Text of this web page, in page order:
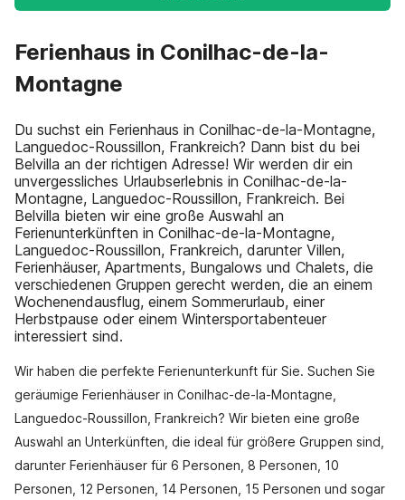
Ferienhaus in Conilhac-de-la-
Montagne
Du suchst ein Ferienhaus in Conilhac-de-la-Montagne,
Languedoc-Roussillon, Frankreich? Dann bist du bei
Belvilla an der richtigen Adresse! Wir werden dir ein
unvergessliches Urlaubserlebnis in Conilhac-de-la-
Montagne, Languedoc-Roussillon, Frankreich. Bei
Belvilla bieten wir eine große Auswahl an
Ferienunterkünften in Conilhac-de-la-Montagne,
Languedoc-Roussillon, Frankreich, darunter Villen,
Ferienhäuser, Apartments, Bungalows und Chalets, die
verschiedenen Gruppen gerecht werden, die an einem
Wochenendausflug, einem Sommerurlaub, einer
Herbstpause oder einem Wintersportabenteuer
interessiert sind.
Wir haben die perfekte Ferienunterkunft für Sie. Suchen Sie
geräumige Ferienhäuser in Conilhac-de-la-Montagne,
Languedoc-Roussillon, Frankreich? Wir bieten eine große
Auswahl an Unterkünften, die ideal für größere Gruppen sind,
darunter Ferienhäuser für 6 Personen, 8 Personen, 10
Personen, 12 Personen, 14 Personen, 15 Personen und sogar